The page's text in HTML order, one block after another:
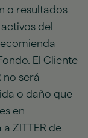
o resultados
del
El Cliente
no será
o daño que
en
ZITTER de